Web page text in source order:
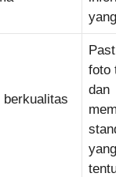
berkualitas
foto
dan